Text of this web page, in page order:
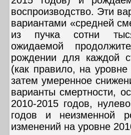
воспроизводство. Эти
вариантами «средней
из пучка сотни
ожидаемой
рождении для каждой
(как правило, на
затем умеренное
варианты смертности,
2010-2015 годов,
годов и неизменной
изменений на уровне